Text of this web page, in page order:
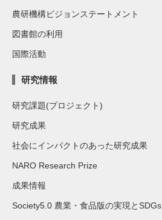
農研機構ビジョンステートメント
図書館の利用
国際活動
研究情報
研究課題(プロジェクト)
研究成果
社会にインパクトのあった研究成果
NARO Research Prize
成果情報
Society5.0 農業・食品版の実現とSDGs